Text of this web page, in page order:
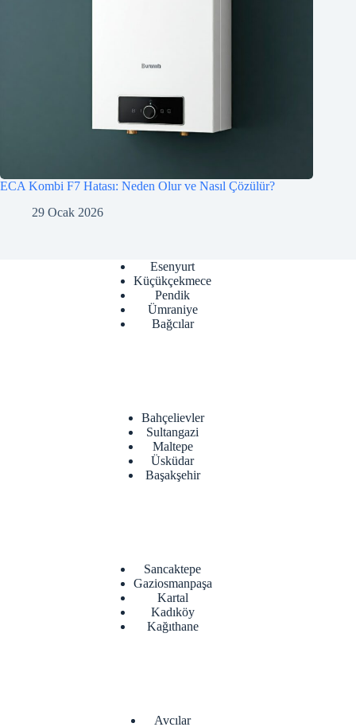
ECA Kombi F7 Hatası: Neden Olur ve Nasıl Çözülür?
29 Ocak 2026
Esenyurt
Küçükçekmece
Pendik
Ümraniye
Bağcılar
Bahçelievler
Sultangazi
Maltepe
Üsküdar
Başakşehir
Sancaktepe
Gaziosmanpaşa
Kartal
Kadıköy
Kağıthane
Avcılar